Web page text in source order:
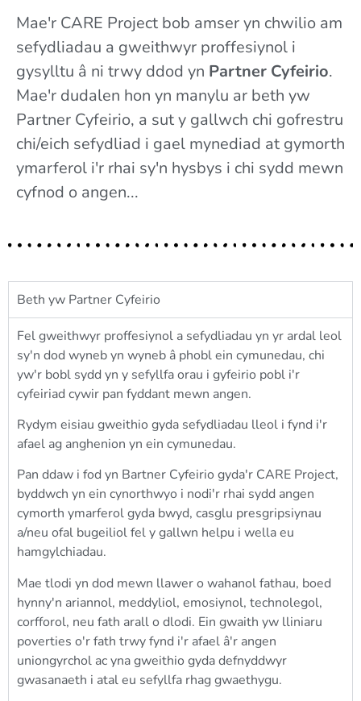
Mae'r CARE Project bob amser yn chwilio am
sefydliadau a gweithwyr proffesiynol i
gysylltu â ni trwy ddod yn Partner Cyfeirio.
Mae'r dudalen hon yn manylu ar beth yw
Partner Cyfeirio, a sut y gallwch chi gofrestru
chi/eich sefydliad i gael mynediad at gymorth
ymarferol i'r rhai sy'n hysbys i chi sydd mewn
cyfnod o angen...
Beth yw Partner Cyfeirio
Fel gweithwyr proffesiynol a sefydliadau yn yr ardal leol
sy'n dod wyneb yn wyneb â phobl ein cymunedau, chi
yw'r bobl sydd yn y sefyllfa orau i gyfeirio pobl i'r
cyfeiriad cywir pan fyddant mewn angen.
Rydym eisiau gweithio gyda sefydliadau lleol i fynd i'r
afael ag anghenion yn ein cymunedau.
Pan ddaw i fod yn Bartner Cyfeirio gyda'r CARE Project,
byddwch yn ein cynorthwyo i nodi'r rhai sydd angen
cymorth ymarferol gyda bwyd, casglu presgripsiynau
a/neu ofal bugeiliol fel y gallwn helpu i wella eu
hamgylchiadau.
Mae tlodi yn dod mewn llawer o wahanol fathau, boed
hynny'n ariannol, meddyliol, emosiynol, technolegol,
corfforol, neu fath arall o dlodi. Ein gwaith yw lliniaru
poverties o'r fath trwy fynd i'r afael â'r angen
uniongyrchol ac yna gweithio gyda defnyddwyr
gwasanaeth i atal eu sefyllfa rhag gwaethygu.